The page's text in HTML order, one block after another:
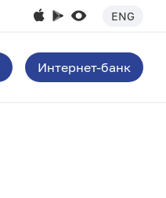
ENG
Интернет-банк